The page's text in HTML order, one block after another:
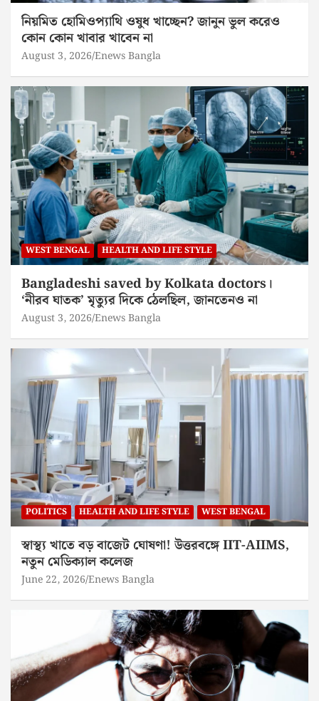
নিয়মিত হোমিওপ্যাথি ওষুধ খাচ্ছেন? জানুন ভুল করেও
কোন কোন খাবার খাবেন না
August 3, 2026 Enews Bangla
WEST BENGAL HEALTH AND LIFE STYLE
Bangladeshi saved by Kolkata doctors।
‘নীরব ঘাতক’ মৃত্যুর দিকে ঠেলছিল, জানতেনও না
August 3, 2026 Enews Bangla
POLITICS HEALTH AND LIFE STYLE WEST BENGAL
স্বাস্থ্য খাতে বড় বাজেট ঘোষণা! উত্তরবঙ্গে IIT-AIIMS,
নতুন মেডিক্যাল কলেজ
June 22, 2026 Enews Bangla